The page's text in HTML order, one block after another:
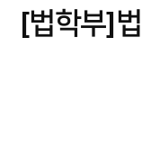
[법학부]